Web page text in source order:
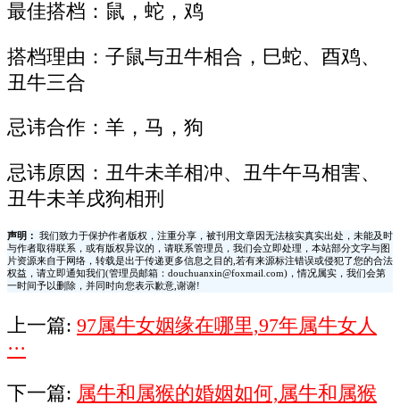
最佳搭档：鼠，蛇，鸡
搭档理由：子鼠与丑牛相合，巳蛇、酉鸡、
丑牛三合
忌讳合作：羊，马，狗
忌讳原因：丑牛未羊相冲、丑牛午马相害、
丑牛未羊戌狗相刑
声明：
我们致力于保护作者版权，注重分享，被刊用文章因无法核实真实出处，未能及时
与作者取得联系，或有版权异议的，请联系管理员，我们会立即处理，本站部分文字与图
片资源来自于网络，转载是出于传递更多信息之目的,若有来源标注错误或侵犯了您的合法
权益，请立即通知我们(管理员邮箱：douchuanxin@foxmail.com)，情况属实，我们会第
一时间予以删除，并同时向您表示歉意,谢谢!
上一篇: 97属牛女姻缘在哪里,97年属牛女人
···
下一篇: 属牛和属猴的婚姻如何,属牛和属猴